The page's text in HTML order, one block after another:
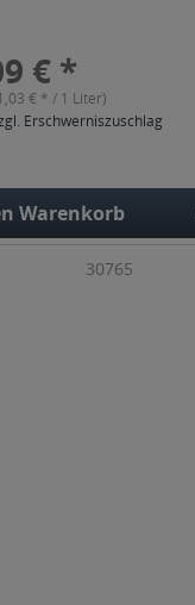
€ *
€ * / 1 Liter)
Erschwerniszuschlag
Warenkorb
30765